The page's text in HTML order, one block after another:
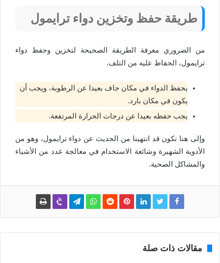
طريقة حفظ وتخزين دواء ترايمول
من الضروري معرفة الطريقة الصحيحة لتخزين وحفظ دواء
ترايمول، الحفاظ عليه من التلف.
يحفظ الدواء في مكان جاف بعيدا عن الرطوبة، ويجب أن
يكون في مكان بارد.
يجب حفظه بعيدا عن درجات الحرارة المرتفعة.
وإلى هنا نكون قد انتهينا من الحديث عن دواء ترايمول، وهو من
الأدوية الشهيرة وشائعة الاستخدام في معالجة عدد من الأشياء
والمشاكل الصحية.
مقالات ذات صلة